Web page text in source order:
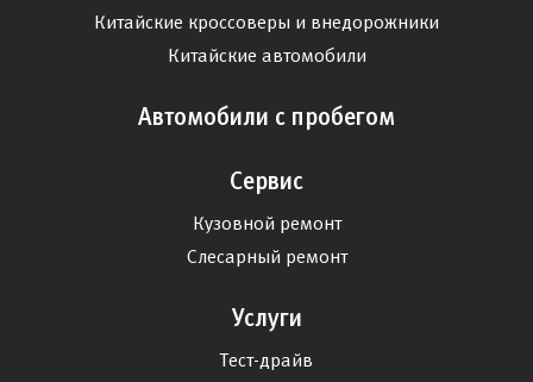
Китайские кроссоверы и внедорожники
Китайские автомобили
Автомобили с пробегом
Сервис
Кузовной ремонт
Слесарный ремонт
Услуги
Тест-драйв